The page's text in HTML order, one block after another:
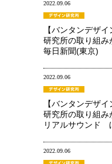
2022.09.06
【バンタンデザ
研究所の取り組
毎日新聞(東京)
2022.09.06
【バンタンデザ
研究所の取り組
リアルサウンド
2022.09.06